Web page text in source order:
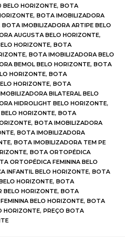
HORIZONTE, BOTA
, BOTA IMOBILIZADORA
BOTA IMOBILIZADORA ARTIPE BELO
AUGUSTA BELO HORIZONTE,
HORIZONTE, BOTA
, BOTA IMOBILIZADORA BELO
BEMOL BELO HORIZONTE, BOTA
HORIZONTE, BOTA
HORIZONTE, BOTA
BILATERAL BELO
HIDROLIGHT BELO HORIZONTE,
HORIZONTE, BOTA
, BOTA IMOBILIZADORA
, BOTA IMOBILIZADORA
, BOTA IMOBILIZADORA TEM PE
, BOTA ORTOPÉDICA
ORTOPÉDICA FEMININA BELO
INFANTIL BELO HORIZONTE, BOTA
HORIZONTE, BOTA
BELO HORIZONTE, BOTA
BELO HORIZONTE, BOTA
HORIZONTE, PREÇO BOTA